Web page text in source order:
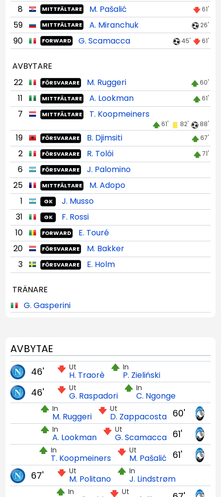
8 MITTFÄLTARE M. Pašalić 61'
59 MITTFÄLTARE A. Miranchuk 26'
90 FORWARD G. Scamacca 45' 61'
AVBYTARE
22
FÖRSVARARE M. Ruggeri 60'
11 MITTFÄLTARE A. Lookman 61'
7 MITTFÄLTARE T. Koopmeiners
61' 82' 88'
19 FÖRSVARARE B. Djimsiti 67'
2 FÖRSVARARE R. Tolói 71'
6 FÖRSVARARE
J. Palomino
25
MITTFÄLTARE
M. Adopo
1
GK
J. Musso
31
GK
F. Rossi
10
FORWARD
E. Touré
20
FÖRSVARARE
M. Bakker
3
FÖRSVARARE E. Holm
TRÄNARE
G. Gasperini
AVBYTAE
Ut
H. Traorè
In
P. Zieliński
46'
Ut
G. Raspadori
In
C. Ngonge
46'
60'
Ut
D. Zappacosta
In
M. Ruggeri
61'
Ut
G. Scamacca
In
A. Lookman
61'
Ut
M. Pašalić
In
T. Koopmeiners
Ut
M. Politano
In
J. Lindstrøm
67'
Ut
In